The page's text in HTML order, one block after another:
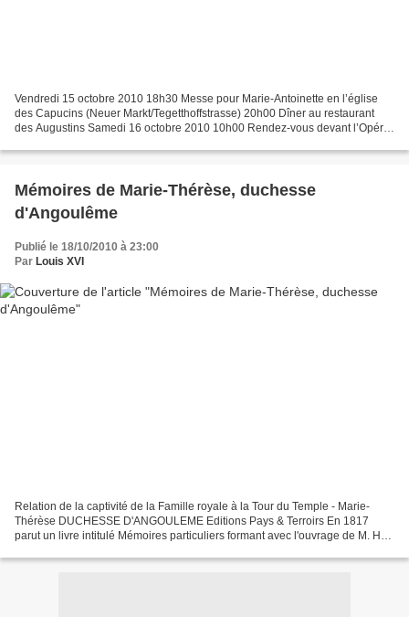
Vendredi 15 octobre 2010 18h30 Messe pour Marie-Antoinette en l’église
des Capucins (Neuer Markt/Tegetthoffstrasse) 20h00 Dîner au restaurant
des Augustins Samedi 16 octobre 2010 10h00 Rendez-vous devant l’Opéra
Mémoires de Marie-Thérèse, duchesse
d'Angoulême
Publié le 18/10/2010 à 23:00
Par Louis XVI
Relation de la captivité de la Famille royale à la Tour du Temple - Marie-
Thérèse DUCHESSE D'ANGOULEME Editions Pays & Terroirs En 1817
parut un livre intitulé Mémoires particuliers formant avec l'ouvrage de M. Hue